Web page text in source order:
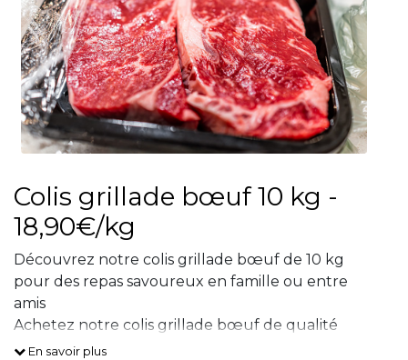
Colis grillade bœuf 10 kg -
18,90€/kg
Découvrez notre colis grillade bœuf de 10 kg
pour des repas savoureux en famille ou entre
amis
Achetez notre colis grillade bœuf de qualité
supérieure, parfait pour vos barbecues estivaux.
En savoir plus